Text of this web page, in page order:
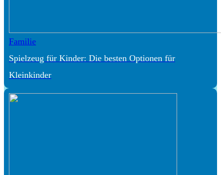
Familie
Spielzeug für Kinder: Die besten Optionen für
Kleinkinder